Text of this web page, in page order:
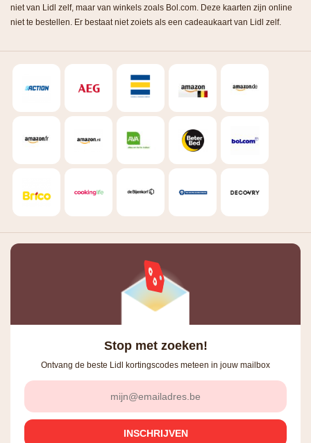
niet van Lidl zelf, maar van winkels zoals Bol.com. Deze kaarten zijn online
niet te bestellen. Er bestaat niet zoiets als een cadeaukaart van Lidl zelf.
Stop met zoeken!
Ontvang de beste Lidl kortingscodes meteen in jouw mailbox